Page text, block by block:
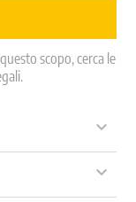
scopo, cerca le

